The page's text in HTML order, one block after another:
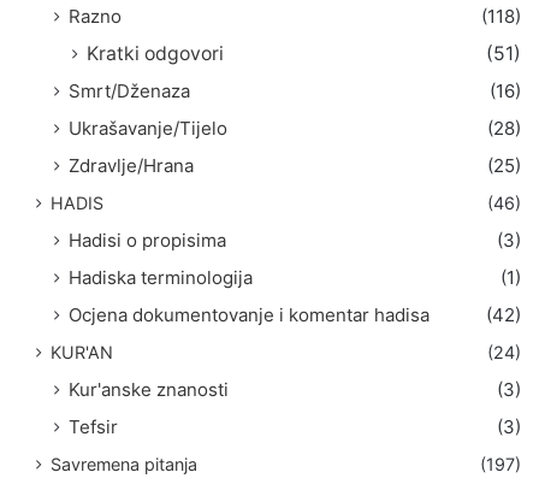
Razno
(118)
Kratki odgovori
(51)
Smrt/Dženaza
(16)
Ukrašavanje/Tijelo
(28)
Zdravlje/Hrana
(25)
HADIS (46)
Hadisi o propisima
(3)
Hadiska terminologija
(1)
Ocjena dokumentovanje i komentar hadisa
(42)
KUR'AN (24)
Kur'anske znanosti
(3)
Tefsir
(3)
Savremena pitanja
(197)